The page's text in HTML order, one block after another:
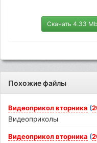
Скачать 4.33
Похожие файлы
Видеоприкол вторника (
Видеоприколы
Видеоприкол вторника (